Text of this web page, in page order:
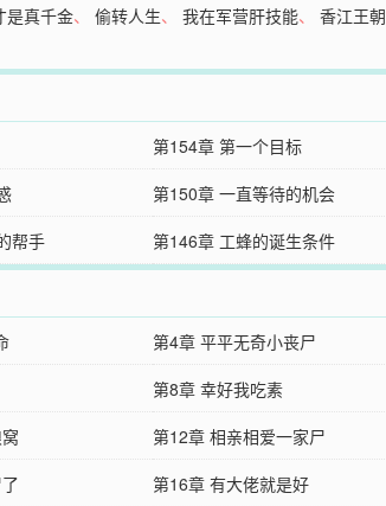
是真千金、偷转人生、我在军营肝技能、香江王朝
第154章 第一个目标
第150章 一直等待的机会
帮手 第146章 工蜂的诞生条件
第4章 平平无奇小丧尸
第8章 幸好我吃素
第12章 相亲相爱一家尸
第16章 有大佬就是好